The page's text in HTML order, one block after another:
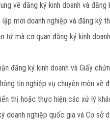
về đăng ký kinh doanh và
mới doanh nghiệp và đăng ký
tử mà cơ quan đăng ký kinh
đăng ký kinh doanh và Giấy
tin nghiệp vụ chuyên môn
thị hoặc thực hiện các xử lý
nghiệp quốc gia và Cơ sở